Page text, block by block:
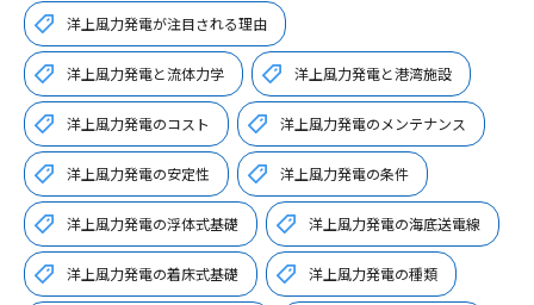
洋上風力発電が注目される理由
洋上風力発電と流体力学 洋上風力発電と港湾施設
洋上風力発電のコスト 洋上風力発電のメンテナンス
洋上風力発電の安定性 洋上風力発電の条件
洋上風力発電の浮体式基礎 洋上風力発電の海底送電線
洋上風力発電の着床式基礎 洋上風力発電の種類